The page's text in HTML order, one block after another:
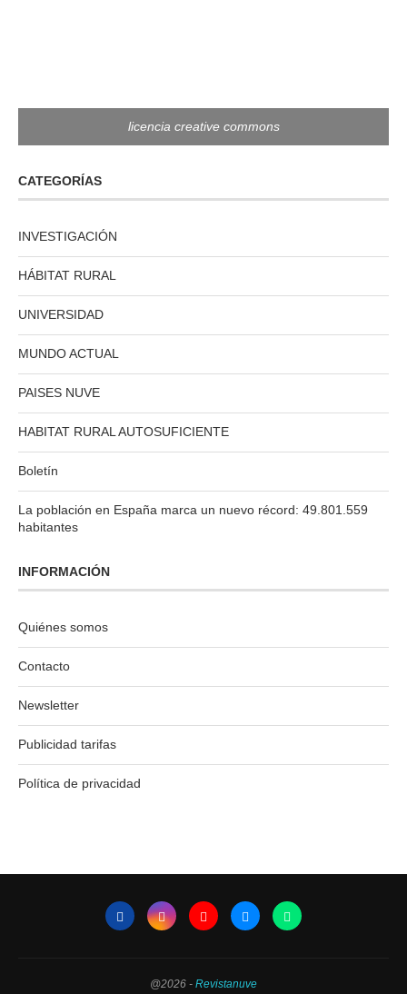
licencia creative commons
CATEGORÍAS
INVESTIGACIÓN
HÁBITAT RURAL
UNIVERSIDAD
MUNDO ACTUAL
PAISES NUVE
HABITAT RURAL AUTOSUFICIENTE
Boletín
La población en España marca un nuevo récord: 49.801.559
habitantes
INFORMACIÓN
Quiénes somos
Contacto
Newsletter
Publicidad tarifas
Política de privacidad
@2026 - Revistanuve